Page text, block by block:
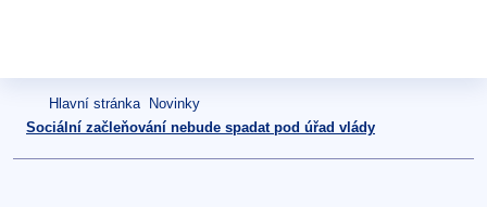
Hlavní stránka
Novinky
Sociální začleňování nebude spadat pod úřad vlády